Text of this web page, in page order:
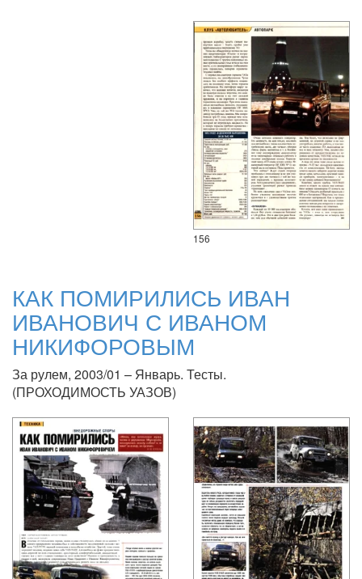
156
КАК ПОМИРИЛИСЬ ИВАН
ИВАНОВИЧ С ИВАНОМ
НИКИФОРОВЫМ
За рулем, 2003/01 – Январь. Тесты.
(ПРОХОДИМОСТЬ УАЗОВ)